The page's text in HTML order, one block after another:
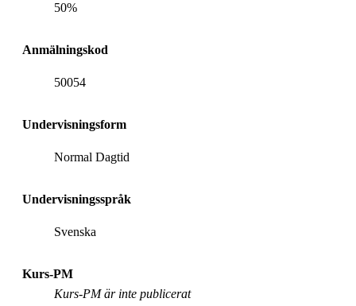
50%
Anmälningskod
50054
Undervisningsform
Normal Dagtid
Undervisningsspråk
Svenska
Kurs-PM
Kurs-PM är inte publicerat